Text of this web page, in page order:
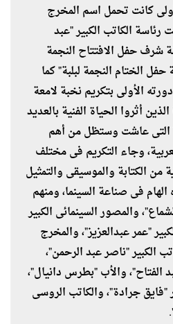
كانت تحمل اسم المخرج
الكاتب الكبير "عبد
شرف حفل الافتتاح النجمة
الختام النجمة لبلبة" كما
الأولى بتكريم نخبة لامعة
أثروا الحياة الفنية بالعديد
التى عاشت وستظل من أهم
وجاء التكريم فى مختلف
من الكتابة والموسيقى والتمثيل
فى صناعة السينما، ومنهم
والمصور السينمائى الكبير
"عمر عبدالعزيز"، والمخرج
الكبير "ناصر عبد الرحمن"،
الفتاح"، والأب "بطرس دانيال"،
"فايق جرادة"، والكاتب الروسى